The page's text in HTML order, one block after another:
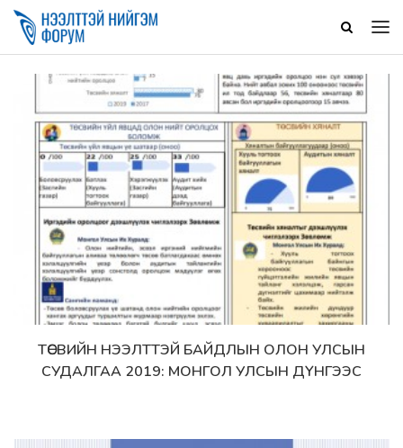
Дэлгэрэнгүй
ТӨСВИЙН НЭЭЛТТЭЙ БАЙДЛЫН ОЛОН УЛСЫН
СУДАЛГАА 2019: МОНГОЛ УЛСЫН ДҮНГЭЭС